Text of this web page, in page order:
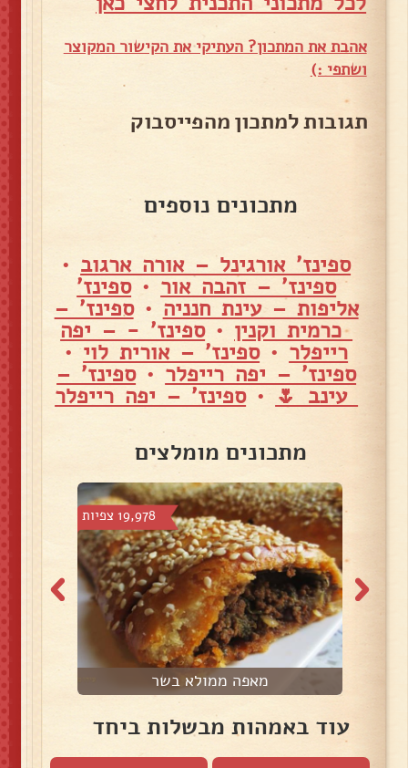
אהבת את המתכון? העתיקי את הקישור המקוצר
ושתפי :)
תגובות למתכון מהפייסבוק
מתכונים נוספים
ספינז' אורגינל – אורה ארגוב •
ספינז' – זהבה אור •ספינז'
אליפות – עינת חנניה •ספינז' –
כרמית וקנין •ספינז' - – יפה
רייפלר •ספינז' – אורית לוי•
ספינז' – יפה רייפלר •ספינז' –
עינב 🌷 •ספינז' – יפה רייפלר
מתכונים מומלצים
19,978 צפיות
מאפה ממולא בשר
עוד באמהות מבשלות ביחד